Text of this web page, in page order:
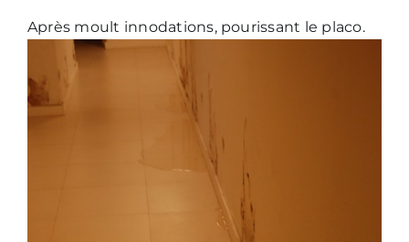
Après moult innodations, pourissant le placo.